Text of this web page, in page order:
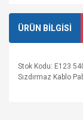
ÜRÜN BİLGİSİ
Stok Kodu: E123
Sızdırmaz Kablo